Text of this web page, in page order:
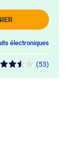
électroniques
(53)